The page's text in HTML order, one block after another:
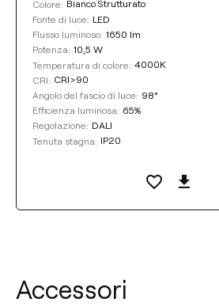
Colore: Bianco Strutturato
Fonte di luce: LED
Flusso luminoso: 1650 lm
Potenza: 10,5 W
Temperatura di colore: 4000K
CRI: CRI>90
Angolo del fascio di luce: 98°
Efficienza luminosa: 65%
Regolazione: DALI
Tenuta stagna: IP20
Accessori